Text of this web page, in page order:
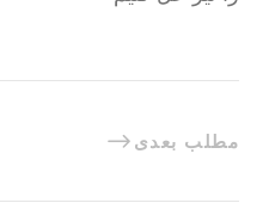
مطلب بعدی